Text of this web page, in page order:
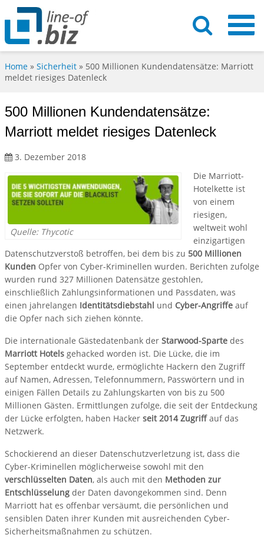
Home » Sicherheit » 500 Millionen Kundendatensätze: Marriott
meldet riesiges Datenleck
500 Millionen Kundendatensätze:
Marriott meldet riesiges Datenleck
3. Dezember 2018
Quelle: Thycotic
Die Marriott-
Hotelkette ist
von einem
riesigen,
weltweit wohl
einzigartigen
Datenschutzverstoß betroffen, bei dem bis zu 500 Millionen
Kunden Opfer von Cyber-Kriminellen wurden. Berichten zufolge
wurden rund 327 Millionen Datensätze gestohlen,
einschließlich Zahlungsinformationen und Passdaten, was
einen jahrelangen Identitätsdiebstahl und Cyber-Angriffe auf
die Opfer nach sich ziehen könnte.
Die internationale Gästedatenbank der Starwood-Sparte des
Marriott Hotels gehacked worden ist. Die Lücke, die im
September entdeckt wurde, ermöglichte Hackern den Zugriff
auf Namen, Adressen, Telefonnummern, Passwörtern und in
einigen Fällen Details zu Zahlungskarten von bis zu 500
Millionen Gästen. Ermittlungen zufolge, die seit der Entdeckung
der Lücke erfolgten, haben Hacker seit 2014 Zugriffauf das
Netzwerk.
Schockierend an dieser Datenschutzverletzung ist, dass die
Cyber-Kriminellen möglicherweise sowohl mit den
verschlüsselten Daten, als auch mit den Methoden zur
Entschlüsselung der Daten davongekommen sind. Denn
Marriott hat es offenbar versäumt, die persönlichen und
sensiblen Daten ihrer Kunden mit ausreichenden Cyber-
Sicherheitsmaßnahmen zu schützen.